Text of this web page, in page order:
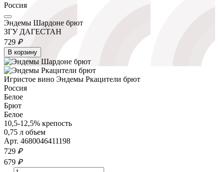
Россия
Эндемы Шардоне брют
ЗГУ ДАГЕСТАН
729 ₽
В корзину
Игристое вино Эндемы Ркацители брют
Россия
Белое
Брют
Белое
10,5-12,5% крепость
0,75 л объем
Арт. 4680046411198
729 ₽
679 ₽